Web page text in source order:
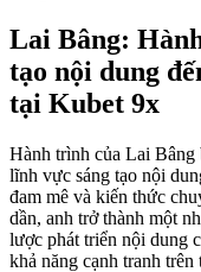
Lai Bâng:
tạo nội dung
tại Kubet 9x
Hành trình của Lai Bâng
lĩnh vực sáng tạo nội
đam mê và kiến thức
dần, anh trở thành một
lược phát triển nội dung
khả năng cạnh tranh